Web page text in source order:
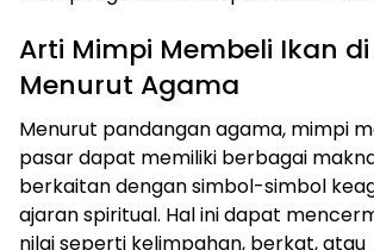
Arti Mimpi Membeli Ikan
Menurut Agama
Menurut pandangan agama, mimpi
pasar dapat memiliki berbagai
berkaitan dengan simbol-simbol
ajaran spiritual. Hal ini dapat
nilai seperti kelimpahan, berkat, atau